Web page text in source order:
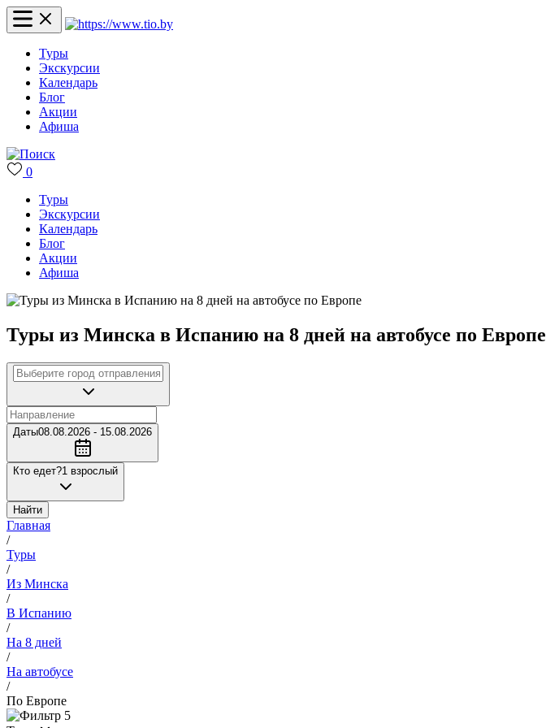
Туры
Экскурсии
Календарь
Блог
Акции
Афиша
0
Туры
Экскурсии
Календарь
Блог
Акции
Афиша
Туры из Минска в Испанию на 8 дней на автобусе по Европе
Даты08.08.2026 - 15.08.2026
Кто едет?1 взрослый
Найти
Главная
/
Туры
/
Из Минска
/
В Испанию
/
На 8 дней
/
На автобусе
/
По Европе
5